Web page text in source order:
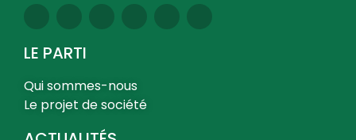
LE PARTI
Qui sommes-nous
Le projet de société